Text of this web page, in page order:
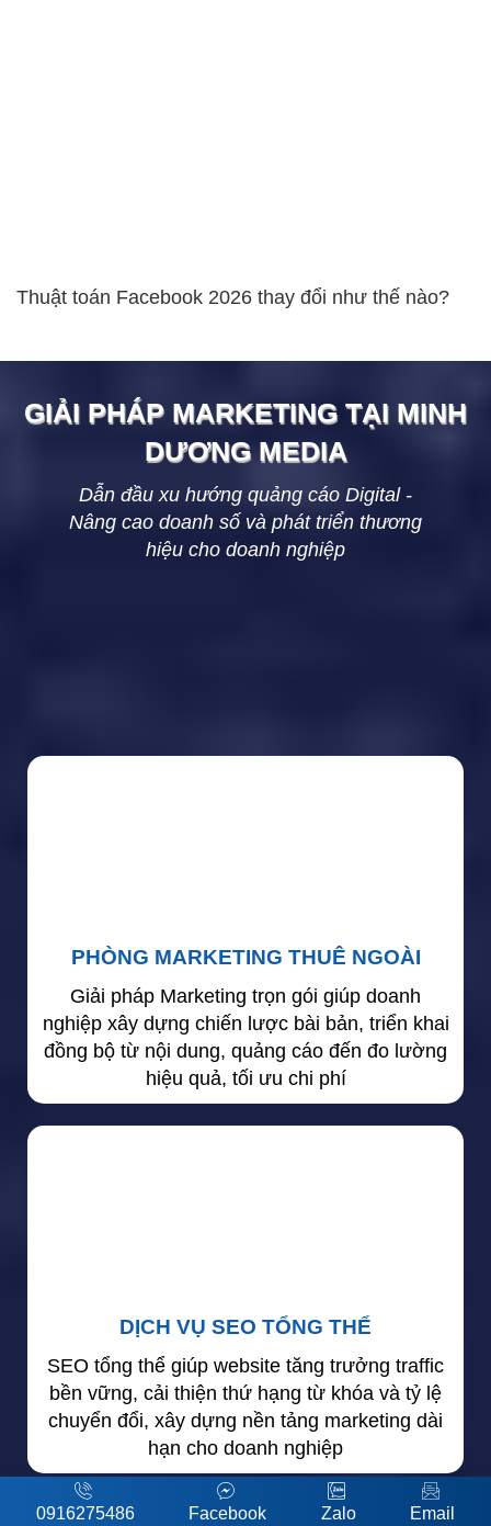
Thuật toán Facebook 2026 thay đổi như thế nào?
GIẢI PHÁP MARKETING TẠI MINH
DƯƠNGMEDIA
Dẫn đầu xu hướng quảng cáo Digital -
Nâng cao doanh số và phát triển thương
hiệu cho doanh nghiệp
PHÒNG MARKETING THUÊ NGOÀI
Giải pháp Marketing trọn gói giúp doanh
nghiệp xây dựng chiến lược bài bản, triển khai
đồng bộ từ nội dung, quảng cáo đến đo lường
hiệu quả, tối ưu chi phí
DỊCH VỤ SEO TỔNG THỂ
SEO tổng thể giúp website tăng trưởng traffic
bền vững, cải thiện thứ hạng từ khóa và tỷ lệ
chuyển đổi, xây dựng nền tảng marketing dài
hạn cho doanh nghiệp
0916275486 Facebook Zalo Email